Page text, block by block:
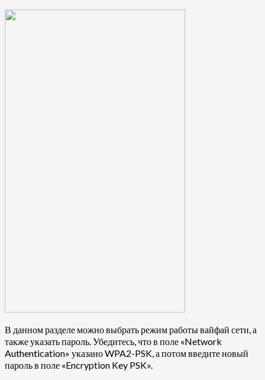
В данном разделе можно выбрать режим работы вайфай сети, а
также указать пароль. Убедитесь, что в поле «Network
Authentication» указано WPA2-PSK, а потом введите новый
пароль в поле «Encryption Key PSK».